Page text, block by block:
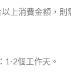
上消費金額，則
1-2個工作天。